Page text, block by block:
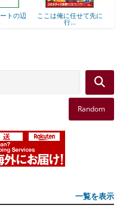
に任せて先に
行...
最強出涸らし皇子の暗
躍...
Random
一覧を表示